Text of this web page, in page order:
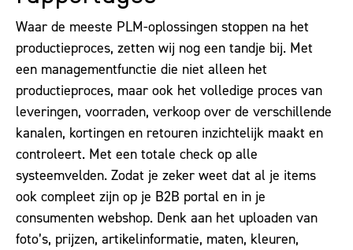
Waar de meeste PLM-oplossingen stoppen na het
productieproces, zetten wij nog een tandje bij. Met
een managementfunctie die niet alleen het
productieproces, maar ook het volledige proces van
leveringen, voorraden, verkoop over de verschillende
kanalen, kortingen en retouren inzichtelijk maakt en
controleert. Met een totale check op alle
systeemvelden. Zodat je zeker weet dat al je items
ook compleet zijn op je B2B portal en in je
consumenten webshop. Denk aan het uploaden van
foto’s, prijzen, artikelinformatie, maten, kleuren,